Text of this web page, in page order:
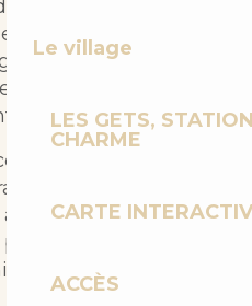
Le village
LES GETS,
CHARME
CARTE
ACCÈS
le dépaysement
à la découverte
centenaires, des
face aux
du Midi !
de
de quelques
un forfait
des
!